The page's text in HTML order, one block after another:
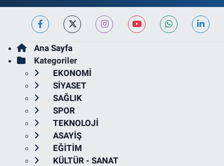
Ana Sayfa
Kategoriler
EKONOMİ
SİYASET
SAĞLIK
SPOR
TEKNOLOJİ
ASAYİŞ
EĞİTİM
KÜLTÜR - SANAT